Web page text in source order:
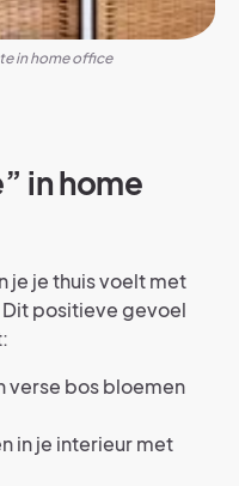
in home office
in home
je je thuis voelt met
positieve gevoel
verse bos bloemen
in je interieur met